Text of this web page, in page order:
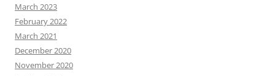
March 2023
February 2022
March 2021
December 2020
November 2020